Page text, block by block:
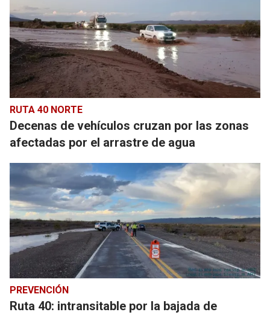
RUTA 40 NORTE
Decenas de vehículos cruzan por las zonas
afectadas por el arrastre de agua
PREVENCIÓN
Ruta 40: intransitable por la bajada de